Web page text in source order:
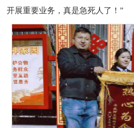
开展重要业务，真是急死人了！”